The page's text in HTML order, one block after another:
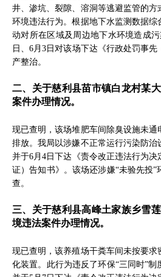
井、渗坑、裂隙、溶洞等逃避监管的
环境违法行为。根据地下水监测数据
动对所在区域及周边地下水环境造成
日、6月3日对该场下达《行政处罚事
产整治。
二、关于慈利县苗市镇白龙村某
案件办理情况。
现已查明，该场堆肥车间除臭设施未
排放。我局以涉嫌不正常运行污染防治
并于6月4日下达《责令改正违法行为
证）告知书》。该场还涉嫌“未验先投
查。
三、关于慈利县高峰土家族乡雪
境违法案件办理情况。
现已查明，该养殖场干粪车间未按要
化装置。此行为违反了环保“三同时”制